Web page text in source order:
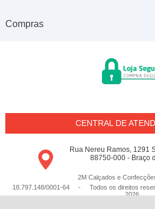
Compras
CENTRAL DE
Rua Nereu Ramos, 1291
88750-000 - Braço
2M Calçados e
18.797.148/0001-64 - Todos os direitos
2026